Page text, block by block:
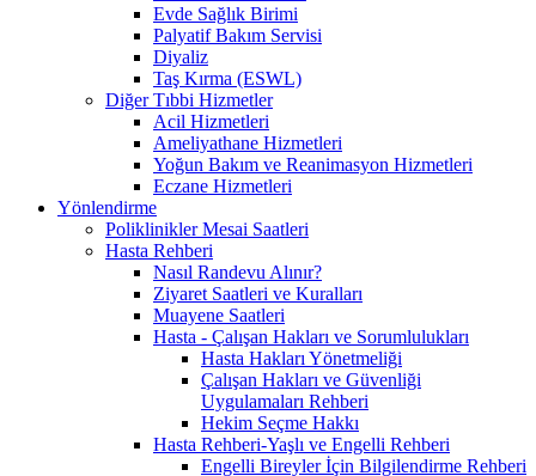
Evde Sağlık Birimi
Palyatif Bakım Servisi
Diyaliz
Taş Kırma (ESWL)
Diğer Tıbbi Hizmetler
Acil Hizmetleri
Ameliyathane Hizmetleri
Yoğun Bakım ve Reanimasyon Hizmetleri
Eczane Hizmetleri
Yönlendirme
Poliklinikler Mesai Saatleri
Hasta Rehberi
Nasıl Randevu Alınır?
Ziyaret Saatleri ve Kuralları
Muayene Saatleri
Hasta - Çalışan Hakları ve Sorumlulukları
Hasta Hakları Yönetmeliği
Çalışan Hakları ve Güvenliği
Uygulamaları Rehberi
Hekim Seçme Hakkı
Hasta Rehberi-Yaşlı ve Engelli Rehberi
Engelli Bireyler İçin Bilgilendirme Rehberi